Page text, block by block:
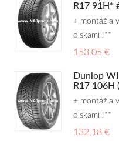
R17 91H*
+ montáž a
diskami !**
153,05 €
Dunlop
R17 106H
+ montáž a
diskami !**
132,18 €